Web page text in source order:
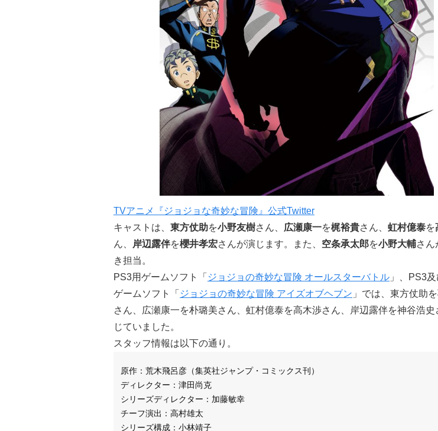
TVアニメ『ジョジョな奇妙な冒険』公式Twitter
キャストは、 東方仗助を小野友樹さん、 広瀬康一を梶裕貴さん、 虹村億泰を
ん、
岸辺露伴を櫻井孝宏さんが演じます。また、 空条承太郎を小野大輔さん
き担当。
PS3用ゲームソフト「 ジョジョの奇妙な冒険 オールスターバトル 」、PS3
ゲームソフト「 ジョジョの奇妙な冒険 アイズオブヘブン 」では、東方仗助
さん、広瀬康一を朴璐美さん、虹村億泰を高木渉さん、岸辺露伴を神谷浩史
じていました。
スタッフ情報は以下の通り。
原作：荒木飛呂彦（集英社ジャンプ・コミックス刊）
ディレクター：津田尚克
シリーズディレクター：加藤敏幸
チーフ演出：高村雄太
シリーズ構成：小林靖子